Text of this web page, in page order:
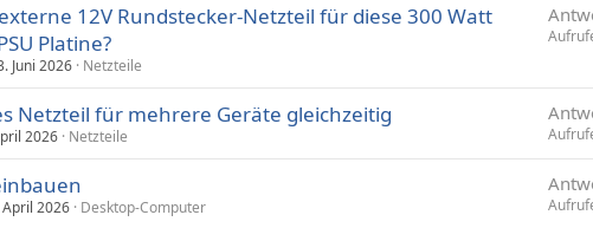
12V Rundstecker-Netzteil für diese 300 Watt
Platine?
Juni 2026 Netzteile
Netzteil für mehrere Geräte gleichzeitig
2026 Netzteile
2026 Desktop-Computer